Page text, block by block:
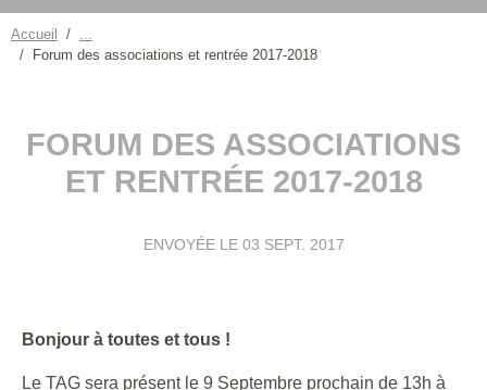
Accueil
Forum des associations et rentrée 2017-2018
FORUM DES ASSOCIATIONS
ET RENTRÉE 2017-2018
ENVOYÉE LE 03 SEPT. 2017
Bonjour à toutes et tous !
Le TAG sera présent le 9 Septembre prochain de 13h à